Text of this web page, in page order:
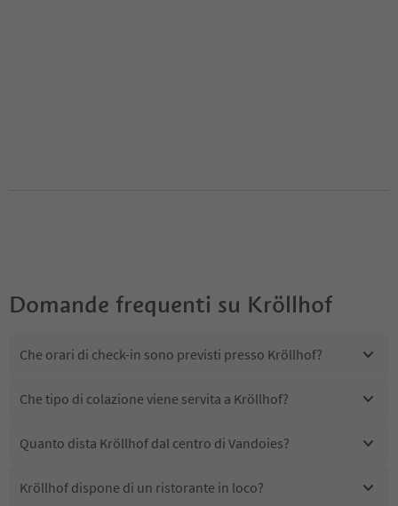
Domande frequenti su Kröllhof
Che orari di check-in sono previsti presso Kröllhof?
Che tipo di colazione viene servita a Kröllhof?
Quanto dista Kröllhof dal centro di Vandoies?
Kröllhof dispone di un ristorante in loco?